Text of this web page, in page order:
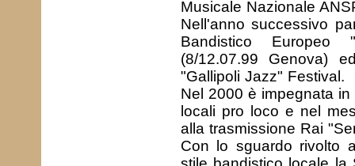
Musicale Nazionale
Nell'anno successivo
Bandistico Europeo
(8/12.07.99 Genova)
"Gallipoli Jazz" Festival.
Nel 2000 è impegnata
locali pro loco e nel
alla trasmissione Rai
Con lo sguardo rivolto